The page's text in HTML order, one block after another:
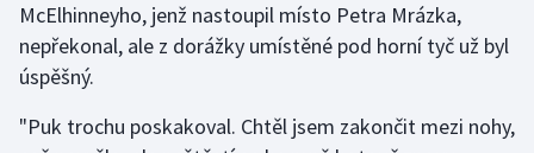
McElhinneyho, jenž nastoupil místo Petra Mrázka,
nepřekonal, ale z dorážky umístěné pod horní tyč už byl
úspěšný.
"Puk trochu poskakoval. Chtěl jsem zakončit mezi nohy,